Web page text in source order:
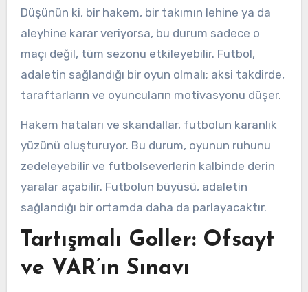
Düşünün ki, bir hakem, bir takımın lehine ya da
aleyhine karar veriyorsa, bu durum sadece o
maçı değil, tüm sezonu etkileyebilir. Futbol,
adaletin sağlandığı bir oyun olmalı; aksi takdirde,
taraftarların ve oyuncuların motivasyonu düşer.
Hakem hataları ve skandallar, futbolun karanlık
yüzünü oluşturuyor. Bu durum, oyunun ruhunu
zedeleyebilir ve futbolseverlerin kalbinde derin
yaralar açabilir. Futbolun büyüsü, adaletin
sağlandığı bir ortamda daha da parlayacaktır.
Tartışmalı Goller: Ofsayt
ve VAR’ın Sınavı